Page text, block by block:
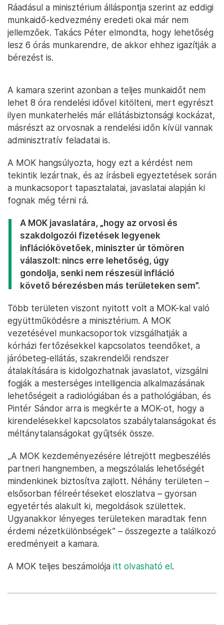
Ráadásul a minisztérium álláspontja szerint az eddigi
munkaidő-kedvezmény eredeti okai már nem
jellemzőek. Takács Péter elmondta, hogy lehetőség
lesz 6 órás munkarendre, de akkor ehhez igazítják a
bérezést is.
A kamara szerint azonban a teljes munkaidőt nem
lehet 8 óra rendelési idővel kitölteni, mert egyrészt
ilyen munkaterhelés már ellátásbiztonsági kockázat,
másrészt az orvosnak a rendelési időn kívül vannak
adminisztratív feladatai is.
A MOK hangsúlyozta, hogy ezt a kérdést nem
tekintik lezártnak, és az írásbeli egyeztetések során
a munkacsoport tapasztalatai, javaslatai alapján ki
fognak még térni rá.
A MOK javaslatára, „hogy az orvosi és
szakdolgozói fizetések legyenek
inflációkövetőek, miniszter úr tömören
válaszolt: nincs erre lehetőség, úgy
gondolja, senki nem részesül infláció
követő bérezésben más területeken sem”.
Több területen viszont nyitott volt a MOK-kal való
együttműködésre a minisztérium. A MOK
vezetésével munkacsoportok vizsgálhatják a
kórházi fertőzésekkel kapcsolatos teendőket, a
járóbeteg-ellátás, szakrendelői rendszer
átalakítására is kidolgozhatnak javaslatot, vizsgálni
fogják a mesterséges intelligencia alkalmazásának
lehetőségeit a radiológiában és a pathológiában, és
Pintér Sándor arra is megkérte a MOK-ot, hogy a
kirendelésekkel kapcsolatos szabálytalanságokat és
méltánytalanságokat gyűjtsék össze.
„A MOK kezdeményezésére létrejött megbeszélés
partneri hangnemben, a megszólalás lehetőségét
mindenkinek biztosítva zajlott. Néhány területen –
elsősorban félreértéseket eloszlatva – gyorsan
egyetértés alakult ki, megoldások születtek.
Ugyanakkor lényeges területeken maradtak fenn
érdemi nézetkülönbségek” – összegezte a találkozó
eredményeit a kamara.
A MOK teljes beszámolója itt olvasható el.